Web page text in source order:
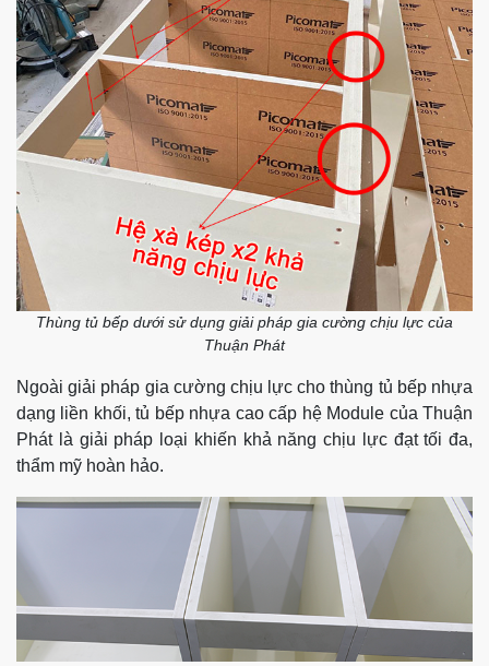
Thùng tủ bếp dưới sử dụng giải pháp gia cường chịu lực của
Thuận Phát
Ngoài giải pháp gia cường chịu lực cho thùng tủ bếp nhựa
dạng liền khối, tủ bếp nhựa cao cấp hệ Module của Thuận
Phát là giải pháp loại khiến khả năng chịu lực đạt tối đa,
thẩm mỹ hoàn hảo.